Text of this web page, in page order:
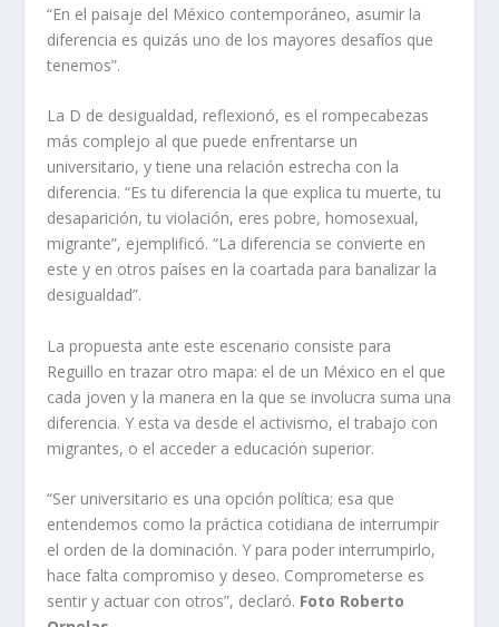
“En el paisaje del México contemporáneo, asumir la
diferencia es quizás uno de los mayores desafíos que
tenemos”.
La D de desigualdad, reflexionó, es el rompecabezas
más complejo al que puede enfrentarse un
universitario, y tiene una relación estrecha con la
diferencia. “Es tu diferencia la que explica tu muerte, tu
desaparición, tu violación, eres pobre, homosexual,
migrante”, ejemplificó. “La diferencia se convierte en
este y en otros países en la coartada para banalizar la
desigualdad”.
La propuesta ante este escenario consiste para
Reguillo en trazar otro mapa: el de un México en el que
cada joven y la manera en la que se involucra suma una
diferencia. Y esta va desde el activismo, el trabajo con
migrantes, o el acceder a educación superior.
“Ser universitario es una opción política; esa que
entendemos como la práctica cotidiana de interrumpir
el orden de la dominación. Y para poder interrumpirlo,
hace falta compromiso y deseo. Comprometerse es
sentir y actuar con otros”, declaró. Foto Roberto